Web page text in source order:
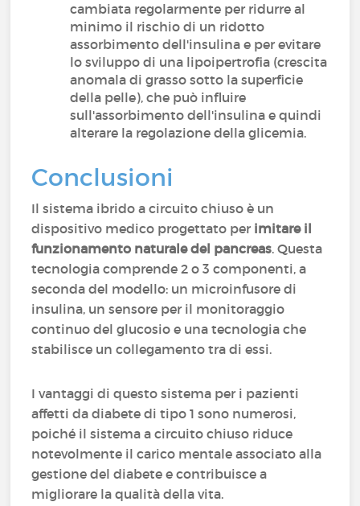
cambiata regolarmente per ridurre al
minimo il rischio di un ridotto
assorbimento dell'insulina e per evitare
lo sviluppo di una lipoipertrofia (crescita
anomala di grasso sotto la superficie
della pelle), che può influire
sull'assorbimento dell'insulina e quindi
alterare la regolazione della glicemia.
Conclusioni
Il sistema ibrido a circuito chiuso è un
dispositivo medico progettato per imitare il
funzionamento naturale del pancreas. Questa
tecnologia comprende 2 o 3 componenti, a
seconda del modello: un microinfusore di
insulina, un sensore per il monitoraggio
continuo del glucosio e una tecnologia che
stabilisce un collegamento tra di essi.
I vantaggi di questo sistema per i pazienti
affetti da diabete di tipo 1 sono numerosi,
poiché il sistema a circuito chiuso riduce
notevolmente il carico mentale associato alla
gestione del diabete e contribuisce a
migliorare la qualità della vita.